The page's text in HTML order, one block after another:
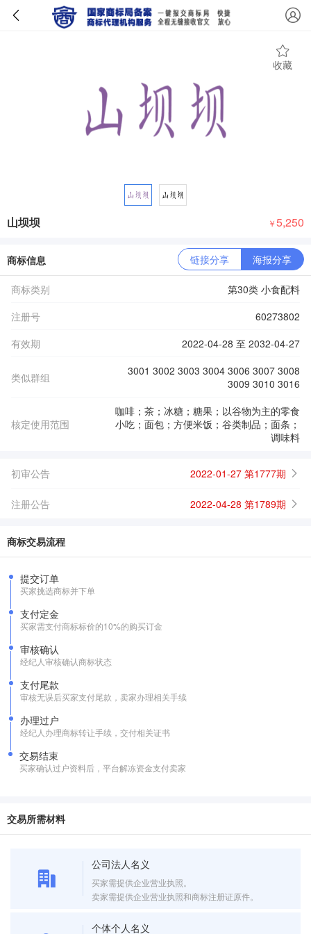
收藏
山坝坝 ￥5,250
商标信息 链接分享 海报分享
商标类别
第30类 小食配料
注册号
60273802
有效期
2022-04-28 至 2032-04-27
类似群组
3001 3002 3003 3004 3006 3007 3008
3009 3010 3016
核定使用范围
咖啡；茶；冰糖；糖果；以谷物为主的零食
小吃；面包；方便米饭；谷类制品；面条；
调味料
初审公告 2022-01-27 第1777期
注册公告 2022-04-28 第1789期
商标交易流程
提交订单
买家挑选商标并下单
支付定金
买家需支付商标标价的10%的购买订金
审核确认
经纪人审核确认商标状态
支付尾款
审核无误后买家支付尾款，卖家办理相关手续
办理过户
经纪人办理商标转让手续，交付相关证书
交易结束
买家确认过户资料后，平台解冻资金支付卖家
交易所需材料
公司法人名义
买家需提供企业营业执照。
卖家需提供企业营业执照和商标注册证原件。
个体个人名义